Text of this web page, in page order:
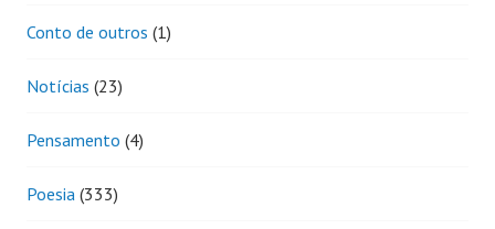
Conto de outros (1)
Notícias (23)
Pensamento (4)
Poesia (333)